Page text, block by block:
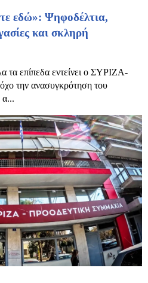
εδώ»: Ψηφοδέλτια,
και σκληρή
τα επίπεδα εντείνει ο ΣΥΡΙΖΑ-
την ανασυγκρότηση του
α...